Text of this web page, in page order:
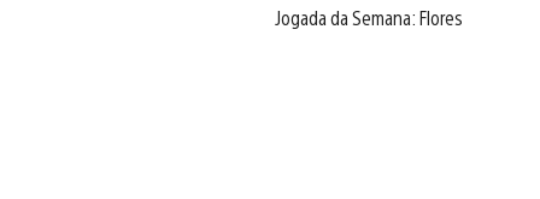
Jogada da Semana: Flores